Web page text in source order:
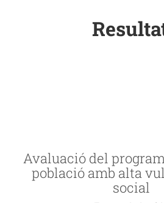
Avaluació del
població amb alta
social